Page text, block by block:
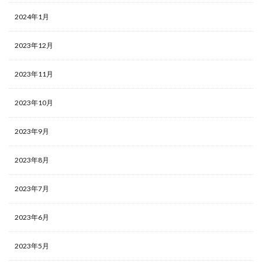
2024年1月
2023年12月
2023年11月
2023年10月
2023年9月
2023年8月
2023年7月
2023年6月
2023年5月